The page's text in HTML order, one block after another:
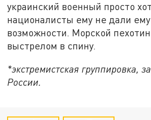
украинский военный просто
националисты ему не дали
возможности. Морской
выстрелом в спину.
*экстремистская группировка,
России.